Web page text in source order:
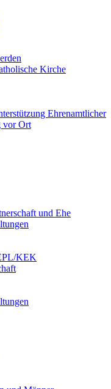
Kirche
Ehrenamtlicher
vor Ort
und Ehe
KEK